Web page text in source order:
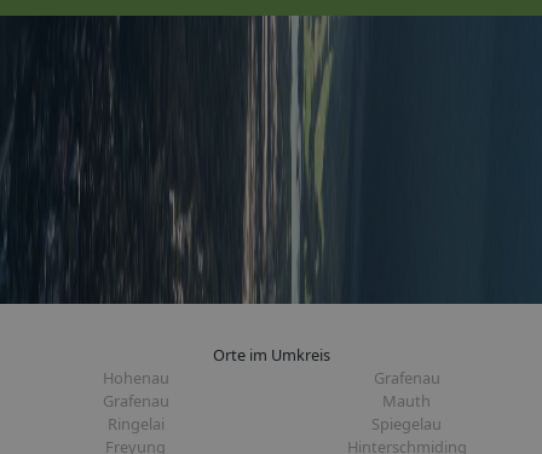
Orte im Umkreis
Hohenau
Grafenau
Grafenau
Mauth
Ringelai
Spiegelau
Freyung
Hinterschmiding